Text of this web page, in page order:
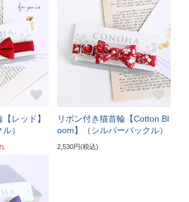
ズの目安（3～5kgの成猫）
《特注》Lサイズ
測った首まわり（22～24cm）
首輪サイズ（+5cm特注）
目安（5～6kgの大きめな成猫）
《特注》LLサイズ
り測った首まわり（25cm～）
レッド】
）
リボン付き猫首輪【Cotton Bl
oom】（シルバーバックル）
2,530円(税込)